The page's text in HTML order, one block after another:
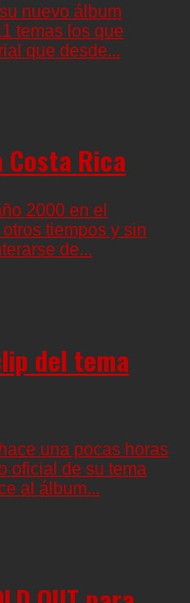
nuevo álbum
temas los que
que desde...
Rica
2000 en el
tiempos y sin
de...
del tema
una pocas horas
oficial de su tema
al álbum...